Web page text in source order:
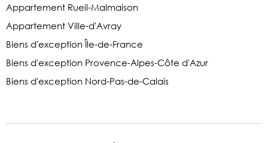
Appartement Rueil-Malmaison
Appartement Ville-d'Avray
Biens d'exception Île-de-France
Biens d'exception Provence-Alpes-Côte d'Azur
Biens d'exception Nord-Pas-de-Calais